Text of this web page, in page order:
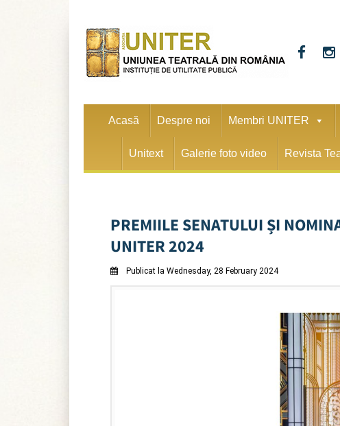
Acasă Despre noi Membri UNITER
Unitext Galerie foto video Revista
PREMIILE SENATULUI ȘI
UNITER 2024
Publicat la Wednesday, 28 February 2024